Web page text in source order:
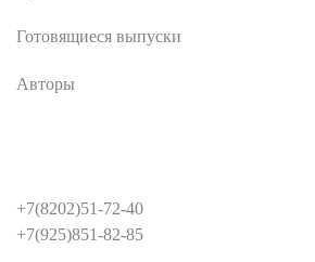
Готовящиеся выпуски
Авторы
+7(8202)51-72-40
+7(925)851-82-85